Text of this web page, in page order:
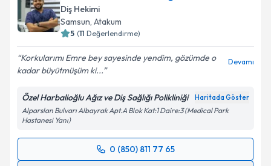
Diş Hekimi
Samsun, Atakum
5 (11 Değerlendirme)
Korkularımı Emre bey sayesinde yendim, gözümde o
kadar büyütmüşüm ki...
Devamı
Özel Harbalioğlu Ağız ve Diş Sağlığı Polikliniği Haritada Göster
Alparslan Bulvarı Albayrak Apt.A Blok Kat:1 Daire:3 (Medical Park
Hastanesi Yanı)
0 (850) 811 77 65
Randevu Takvimi Talebi